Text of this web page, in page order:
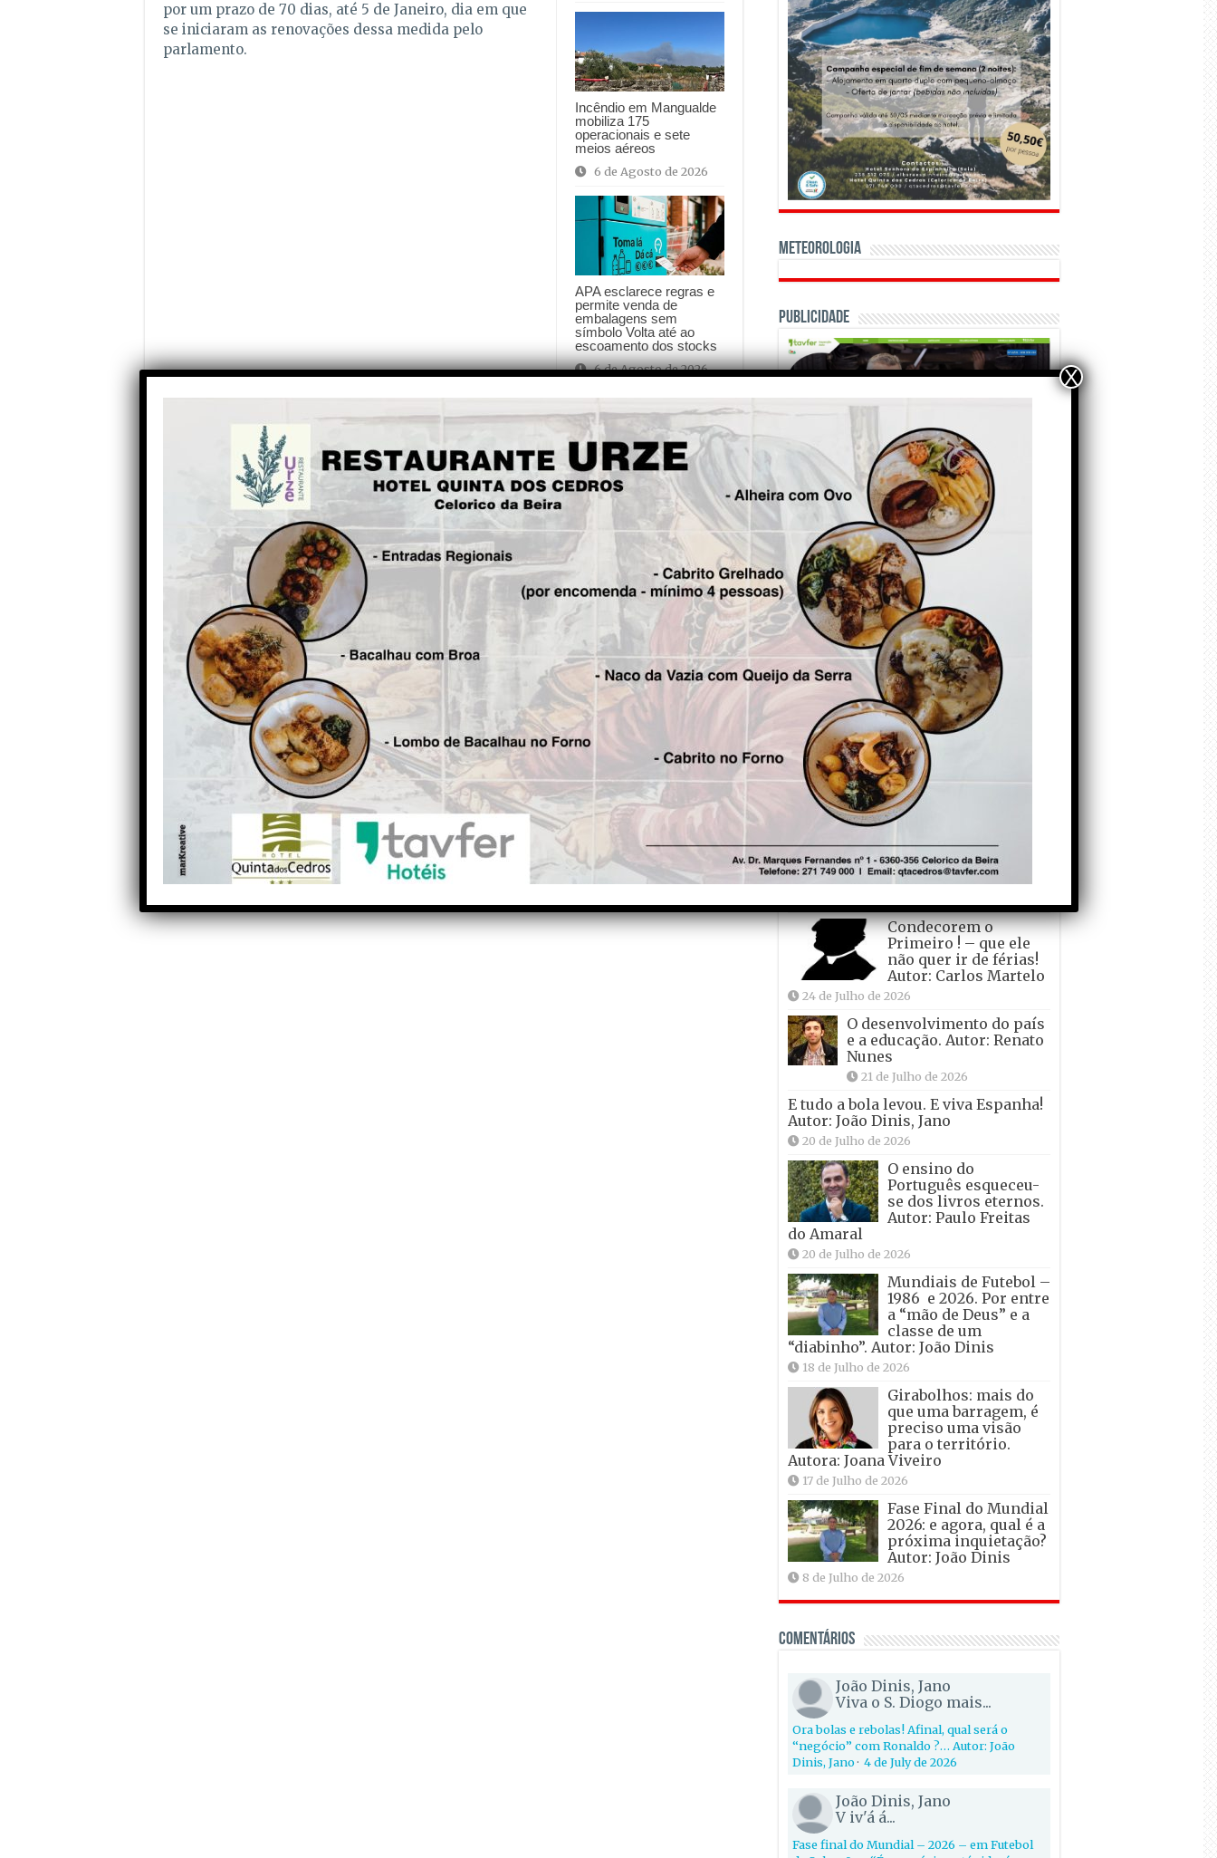
Incêndio em Mangualde
mobiliza 175
operacionais e sete
meios aéreos
6 de Agosto de 2026
APA esclarece regras e
permite venda de
embalagens sem
símbolo Volta até ao
escoamento dos stocks
6 de Agosto de 2026
por um prazo de 70 dias, até 5 de Janeiro, dia em que
se iniciaram as renovações dessa medida pelo
parlamento.
Partilhe com os seus amigos nas redes sociais!
Oliveira do Hospital e Tábua
em risco de voltarem ao
confinamento dentro de
uma semana
Seg.
Tiago Antunes da equipa de
ciclismo de Mortágua
procura conquistar Taça de
Portugal na Arrábida
Meteorologia
Publicidade
OPINIÃO E CRÓNICAS
Matraquilhos… Autor:
Fernando Roldão
6 de Agosto de 2026
A marca Sporting em
todo o mundo está a
crescer atrás de
Ronaldo. Autor: Paulo
Freitas do Amaral
5 de Agosto de 2026
Falso crescimento…
Autor: Nuno Pereira
1 de Agosto de 2026
Tadei Pogacar vence o
“Tour” – A “Volta a
França em Bicicleta”
pela quinta vez! Autor:
João Dinis
Condecorem o
Primeiro ! – que ele
não quer ir de férias!
Autor: Carlos Martelo
24 de Julho de 2026
O desenvolvimento do país
e a educação. Autor: Renato
Nunes
21 de Julho de 2026
E tudo a bola levou. E viva Espanha!
Autor: João Dinis, Jano
20 de Julho de 2026
O ensino do
Português esqueceu-
se dos livros eternos.
Autor: Paulo Freitas
do Amaral
20 de Julho de 2026
Mundiais de Futebol –
1986 e 2026. Por entre
a “mão de Deus” e a
classe de um
“diabinho”. Autor: João Dinis
18 de Julho de 2026
Girabolhos: mais do
que uma barragem, é
preciso uma visão
para o território.
Autora: Joana Viveiro
17 de Julho de 2026
Fase Final do Mundial
2026: e agora, qual é a
próxima inquietação?
Autor: João Dinis
8 de Julho de 2026
Comentários
João Dinis, Jano
Viva o S. Diogo mais...
Ora bolas e rebolas! Afinal, qual será o
“negócio” com Ronaldo ?… Autor: João
Dinis, Jano· 4 de July de 2026
João Dinis, Jano
V iv'á á...
Fase final do Mundial – 2026 – em Futebol
X